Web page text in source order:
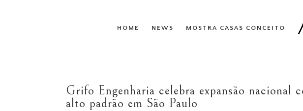
HOME NEWS MOSTRA CASAS CONCEITO
Grifo Engenharia celebra expansão nacional
alto padrão em São Paulo